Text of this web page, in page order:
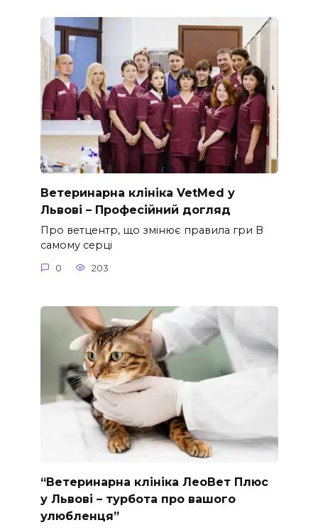
Ветеринарна клініка VetMed у
Львові – Професійний догляд
Про ветцентр, що змінює правила гри В
самому серці
0 203
“Ветеринарна клініка ЛеоВет Плюс
у Львові – турбота про вашого
улюбленця”